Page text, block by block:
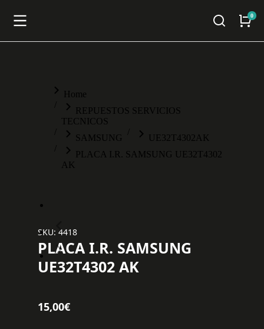
You are here:
Home
REPUESTOS SERVICIOS
TECNICOS
SAMSUNG
UE32T4302AK
PLACA I.R. SAMSUNG UE32T4302
AK
SKU: 4418
PLACA I.R. SAMSUNG
UE32T4302 AK
15,00€